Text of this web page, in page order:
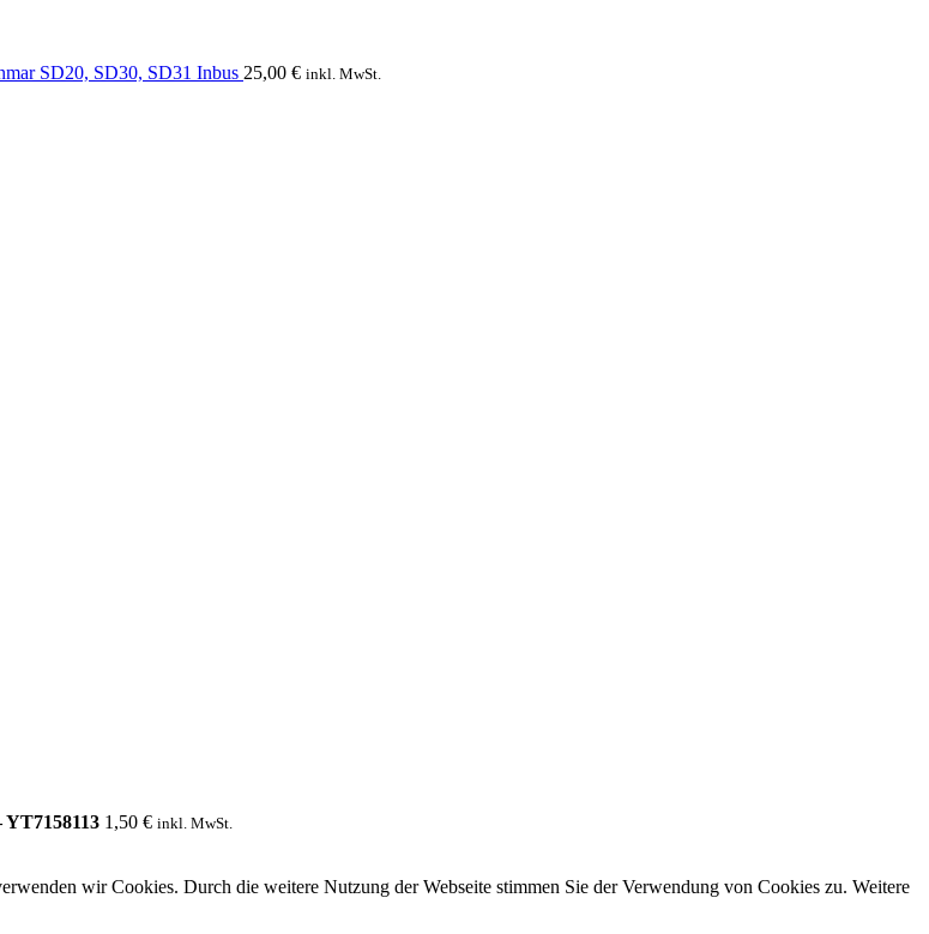
SD20, SD30, SD31 Inbus 25,00 € inkl. MwSt.
1,50 € inkl. MwSt.
wir Cookies. Durch die weitere Nutzung der Webseite stimmen Sie der Verwendung von Cookies zu. Weitere